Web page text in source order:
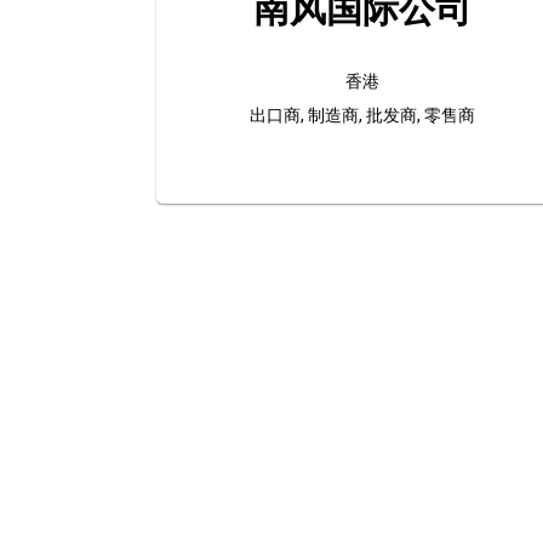
南风国际公司
香港
出口商, 制造商, 批发商, 零售商